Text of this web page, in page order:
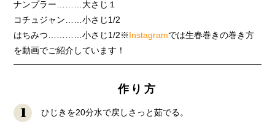
ナンプラー………大さじ１
コチュジャン……小さじ1/2
はちみつ…………小さじ1/2※Instagramでは生春巻きの巻き方
を動画でご紹介しています！
作り方
1 ひじきを20分水で戻しさっと茹でる。